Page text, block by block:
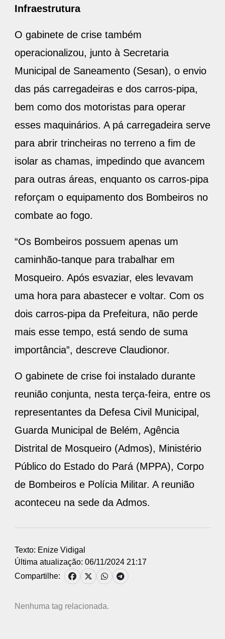
Infraestrutura
O gabinete de crise também
operacionalizou, junto à Secretaria
Municipal de Saneamento (Sesan), o envio
das pás carregadeiras e dos carros-pipa,
bem como dos motoristas para operar
esses maquinários. A pá carregadeira serve
para abrir trincheiras no terreno a fim de
isolar as chamas, impedindo que avancem
para outras áreas, enquanto os carros-pipa
reforçam o equipamento dos Bombeiros no
combate ao fogo.
“Os Bombeiros possuem apenas um
caminhão-tanque para trabalhar em
Mosqueiro. Após esvaziar, eles levavam
uma hora para abastecer e voltar. Com os
dois carros-pipa da Prefeitura, não perde
mais esse tempo, está sendo de suma
importância”, descreve Claudionor.
O gabinete de crise foi instalado durante
reunião conjunta, nesta terça-feira, entre os
representantes da Defesa Civil Municipal,
Guarda Municipal de Belém, Agência
Distrital de Mosqueiro (Admos), Ministério
Público do Estado do Pará (MPPA), Corpo
de Bombeiros e Polícia Militar. A reunião
aconteceu na sede da Admos.
Texto: Enize Vidigal
Última atualização: 06/11/2024 21:17
Compartilhe:
Nenhuma tag relacionada.